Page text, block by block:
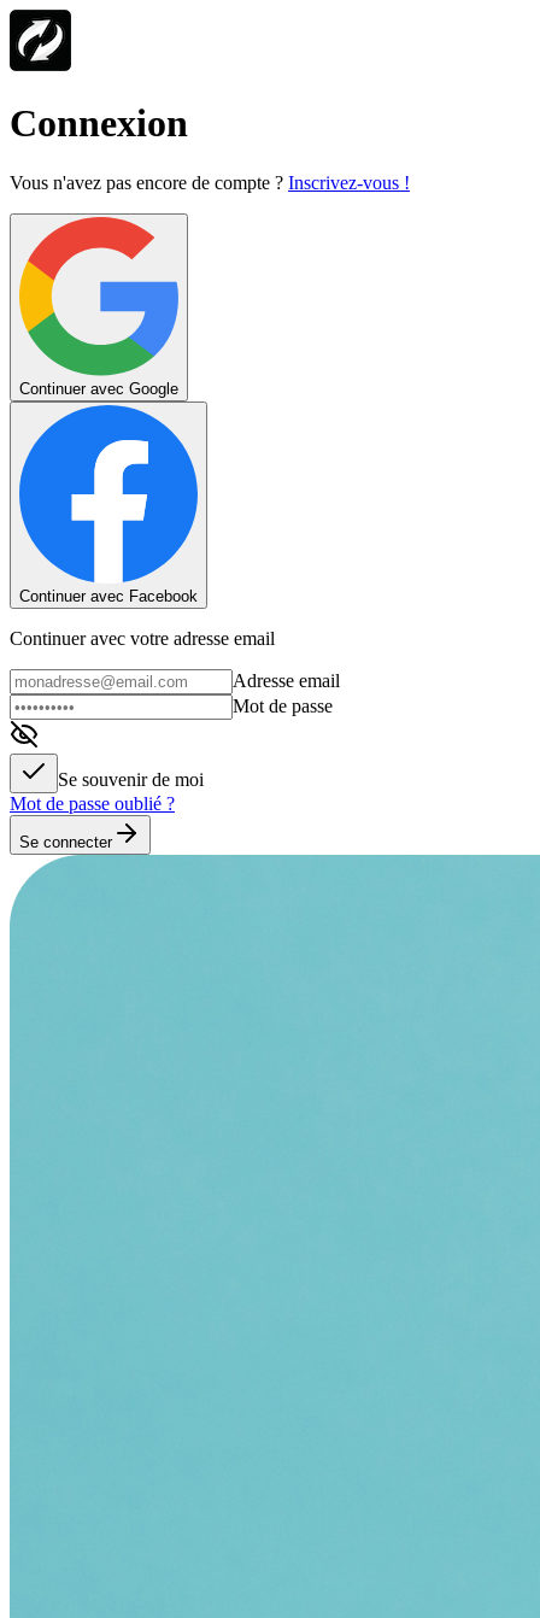
Connexion
Vous n'avez pas encore de compte ? Inscrivez-vous !
Continuer avec Google
Continuer avec Facebook
Continuer avec votre adresse email
Adresse email
Mot de passe
Se souvenir de moi
Mot de passe oublié ?
Se connecter